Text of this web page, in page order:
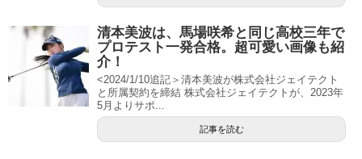
清本美波は、馬場咲希と同じ高校三年で
プロテスト一発合格。超可愛い画像も紹
介！
<2024/1/10追記＞清本美波が株式会社ジェイテクト
と所属契約を締結 株式会社ジェイテクトが、2023年
5月よりサポ...
記事を読む